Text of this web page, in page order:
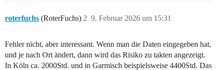
roterfuchs (RoterFuchs) 9. Februar 2026 um 15:31
2
Fehler nicht, aber interessant. Wenn man die Daten eingegeben hat,
und je nach Ort ändert, dann wird das Risiko zu takten angezeigt.
In Köln ca. 2000Std. und in Garmisch beispielsweise 4400Std. Das